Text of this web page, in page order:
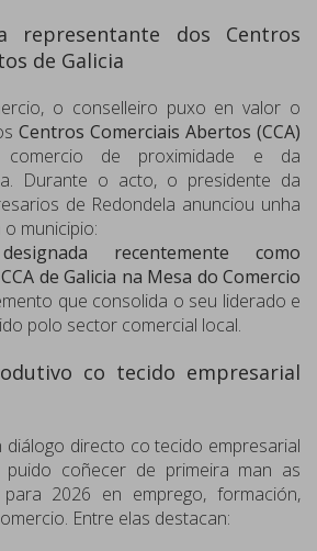
representante dos Centros
de Galicia
o conselleiro puxo en valor o
Centros Comerciais Abertos (CCA)
de proximidade e da
Durante o acto, o presidente da
de Redondela anunciou unha
municipio:
recentemente como
de Galicia na Mesa do Comercio
que consolida o seu liderado e
polo sector comercial local.
co tecido empresarial
diálogo directo co tecido empresarial
puido coñecer de primeira man as
2026 en emprego, formación,
Entre elas destacan: